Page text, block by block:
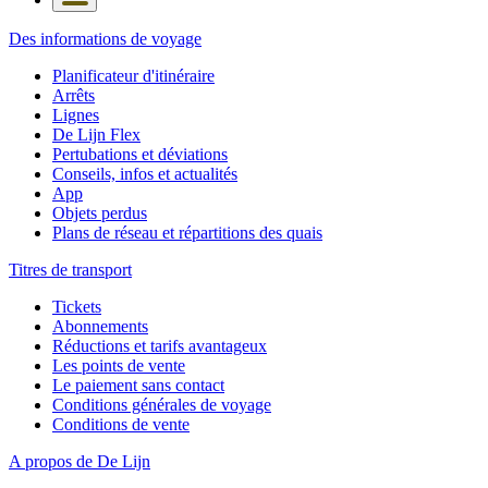
Des informations de voyage
Planificateur d'itinéraire
Arrêts
Lignes
De Lijn Flex
Pertubations et déviations
Conseils, infos et actualités
App
Objets perdus
Plans de réseau et répartitions des quais
Titres de transport
Tickets
Abonnements
Réductions et tarifs avantageux
Les points de vente
Le paiement sans contact
Conditions générales de voyage
Conditions de vente
A propos de De Lijn